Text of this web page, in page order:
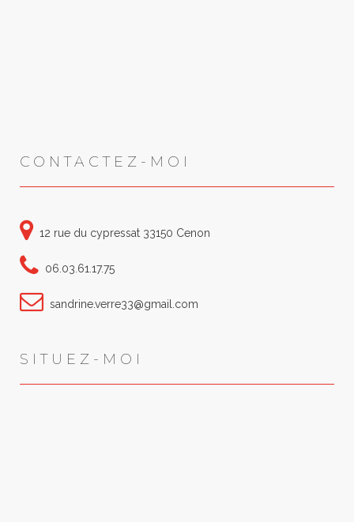
CONTACTEZ-MOI
12 rue du cypressat 33150 Cenon
06.03.61.17.75
sandrine.verre33@gmail.com
SITUEZ-MOI